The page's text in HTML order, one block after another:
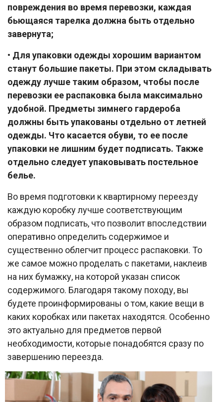
повреждения во время перевозки, каждая
бьющаяся тарелка должна быть отдельно
завернута;
• Для упаковки одежды хорошим вариантом
станут большие пакеты. При этом складывать
одежду лучше таким образом, чтобы после
перевозки ее распаковка была максимально
удобной. Предметы зимнего гардероба
должны быть упакованы отдельно от летней
одежды. Что касается обуви, то ее после
упаковки не лишним будет подписать. Также
отдельно следует упаковывать постельное
белье.
Во время подготовки к квартирному переезду
каждую коробку лучше соответствующим
образом подписать, что позволит впоследствии
оперативно определить содержимое и
существенно облегчит процесс распаковки. То
же самое можно проделать с пакетами, наклеив
на них бумажку, на которой указан список
содержимого. Благодаря такому походу, вы
будете проинформированы о том, какие вещи в
каких коробках или пакетах находятся. Особенно
это актуально для предметов первой
необходимости, которые понадобятся сразу по
завершению переезда.